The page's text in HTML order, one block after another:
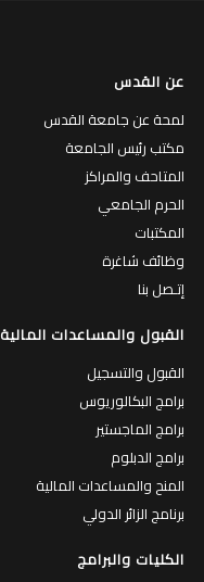
عن القدس
لمحة عن جامعة القدس
مكتب رئيس الجامعة
المتاحف والمراكز
الحرم الجامعي
المكتبات
وظائف شاغرة
إتـصل بنا
القبول والمساعدات المالية
القبول والتسجيل
برامج البكالوريوس
برامج الماجستير
برامج الدبلوم
المنح والمساعدات المالية
برنامج الزائر الدولي
الكليات والبرامج